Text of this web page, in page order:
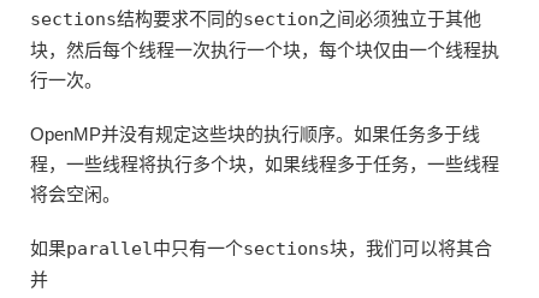
sections结构要求不同的section之间必须独立于其他
块，然后每个线程一次执行一个块，每个块仅由一个线程执
行一次。
OpenMP并没有规定这些块的执行顺序。如果任务多于线
程，一些线程将执行多个块，如果线程多于任务，一些线程
将会空闲。
如果parallel中只有一个sections块，我们可以将其合
并